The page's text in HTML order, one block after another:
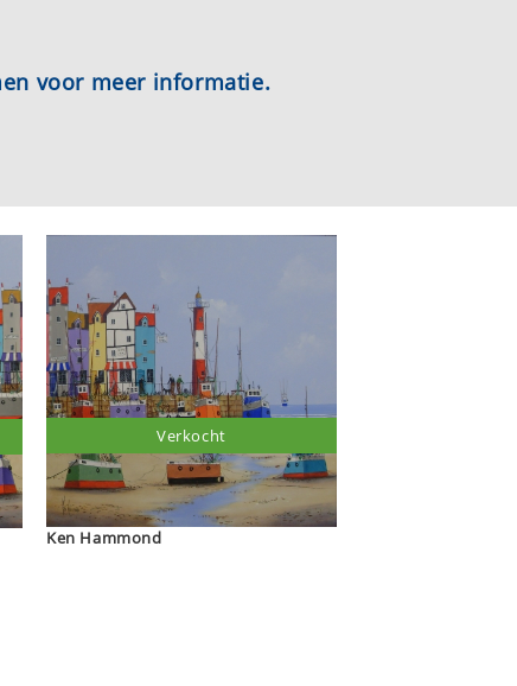
voor meer informatie.
Ken Hammond
Verkocht